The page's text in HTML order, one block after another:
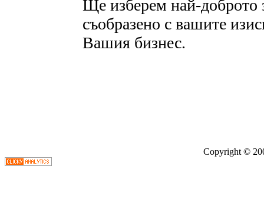
Ще изберем най-
съобразено с вашите
Вашия бизнес.
Copyright ©